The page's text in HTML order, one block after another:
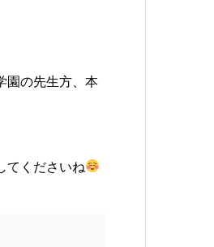
園の先生方、本
てくださいね